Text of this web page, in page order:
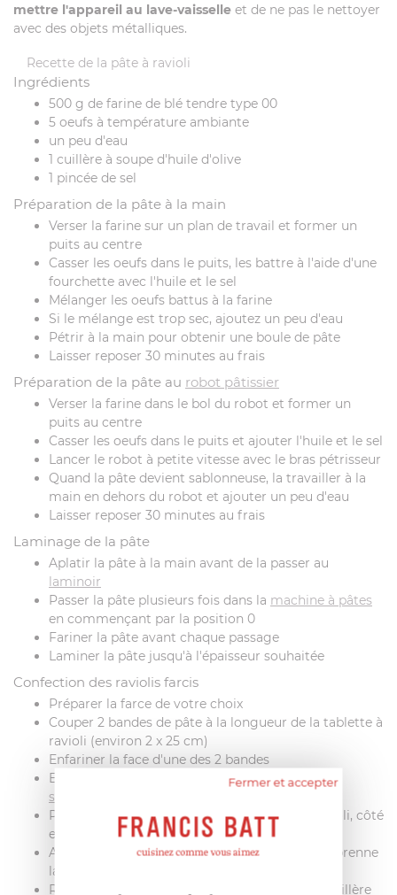
mettre l'appareil au lave-vaisselle et de ne pas le nettoyer
avec des objets métalliques.
Recette de la pâte à ravioli
Ingrédients
500 g de farine de blé tendre type 00
5 oeufs à température ambiante
un peu d'eau
1 cuillère à soupe d'huile d'olive
1 pincée de sel
Préparation de la pâte à la main
Verser la farine sur un plan de travail et former un
puits au centre
Casser les oeufs dans le puits, les battre à l'aide d'une
fourchette avec l'huile et le sel
Mélanger les oeufs battus à la farine
Si le mélange est trop sec, ajoutez un peu d'eau
Pétrir à la main pour obtenir une boule de pâte
Laisser reposer 30 minutes au frais
Préparation de la pâte au robot pâtissier
Verser la farine dans le bol du robot et former un
puits au centre
Casser les oeufs dans le puits et ajouter l'huile et le sel
Lancer le robot à petite vitesse avec le bras pétrisseur
Quand la pâte devient sablonneuse, la travailler à la
main en dehors du robot et ajouter un peu d'eau
Laisser reposer 30 minutes au frais
Laminage de la pâte
Aplatir la pâte à la main avant de la passer au
laminoir
Passer la pâte plusieurs fois dans la machine à pâtes
en commençant par la position 0
Fariner la pâte avant chaque passage
Laminer la pâte jusqu'à l'épaisseur souhaitée
Confection des raviolis farcis
Préparer la farce de votre choix
Couper 2 bandes de pâte à la longueur de la tablette à
ravioli (environ 2 x 25 cm)
Enfariner la face d'une des 2 bandes
Enfariner abondament le moule avec une
saupoudreuse à farine
Poser la 1ère bande de pâte sur le moule à ravioli, côté
enfariné vers le bas
Appuyer délicatement sur la pâte pour qu'elle prenne
la forme du moule
Remplir les creux avec la farce, à l'aide d'une cuillère
Fermer et accepter